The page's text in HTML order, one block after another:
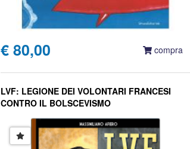
€ 80,00 compra
LVF: LEGIONE DEI VOLONTARI FRANCESI
CONTRO IL BOLSCEVISMO
Massimiliano Afiero